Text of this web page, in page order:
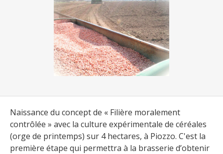
Naissance du concept de « Filière moralement
contrôlée » avec la culture expérimentale de céréales
(orge de printemps) sur 4 hectares, à Piozzo. C'est la
première étape qui permettra à la brasserie d’obtenir